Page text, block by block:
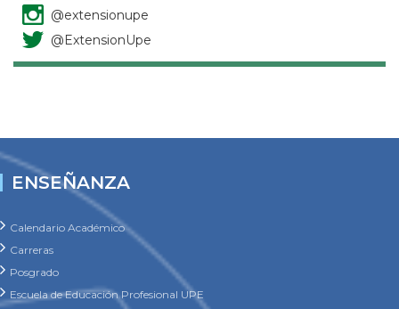
@extensionupe
@ExtensionUpe
ENSEÑANZA
Calendario Académico
Carreras
Posgrado
Escuela de Educación Profesional UPE